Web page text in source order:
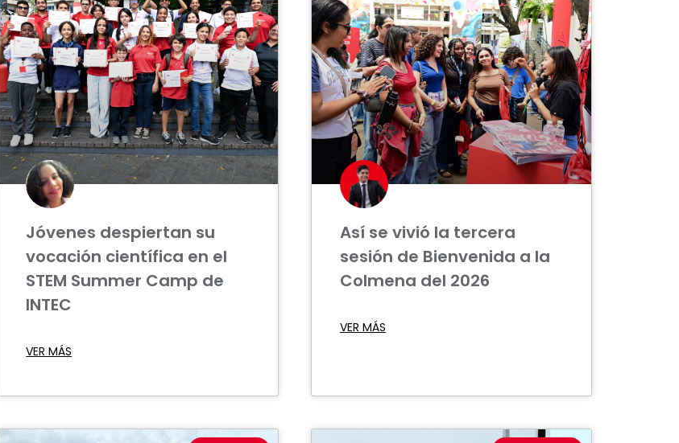
Jóvenes despiertan su
vocación científica en el
STEM Summer Camp de
INTEC
VER MÁS
Así se vivió la tercera
sesión de Bienvenida a la
Colmena del 2026
VER MÁS